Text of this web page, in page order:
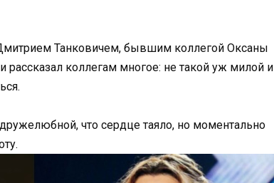
Танковичем, бывшим коллегой Оксаны
коллегам многое: не такой уж милой и
что сердце таяло, но моментально